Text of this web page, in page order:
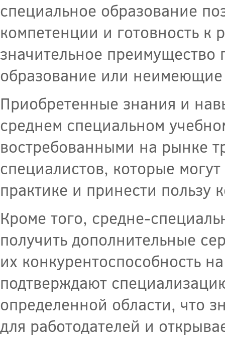
специальное образование
компетенции и готовность к
значительное
образование или
Приобретенные знания и
среднем специальном
востребованными на рынке
специалистов, которые
практике и принести
Кроме того, средне-
получить дополнительные
их конкурентоспособность
подтверждают
определенной области, что
для работодателей и